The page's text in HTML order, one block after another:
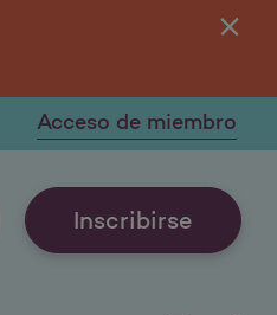
Inscribirse
Acceso de miembro